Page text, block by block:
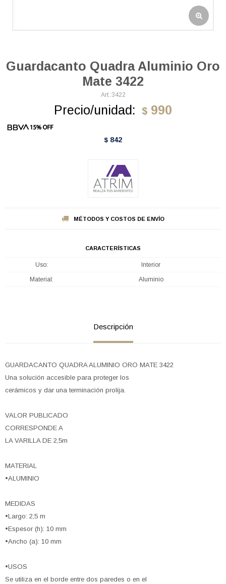
Guardacanto Quadra Aluminio Oro
Mate 3422
3422
Precio/unidad: $ 990
$ 842
MÉTODOS Y COSTOS DE ENVÍO
CARACTERÍSTICAS
Uso Interior
Material Aluminio
Descripción
GUARDACANTO QUADRA ALUMINIO ORO MATE 3422
Una solución accesible para proteger los
cerámicos y dar una terminación prolija.
VALOR PUBLICADO
CORRESPONDE A
LA VARILLA DE 2,5m
MATERIAL
•ALUMINIO
MEDIDAS
•Largo: 2,5 m
•Espesor (h): 10 mm
•Ancho (a): 10 mm
•USOS
Se utiliza en el borde entre dos paredes o en el